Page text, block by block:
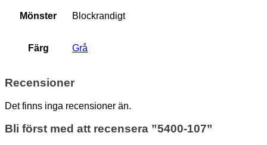
Mönster Blockrandigt
Färg Grå
Recensioner
Det finns inga recensioner än.
Bli först med att recensera ”5400-107”